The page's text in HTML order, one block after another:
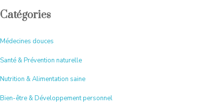
Catégories
Médecines douces
Santé & Prévention naturelle
Nutrition & Alimentation saine
Bien-être & Développement personnel